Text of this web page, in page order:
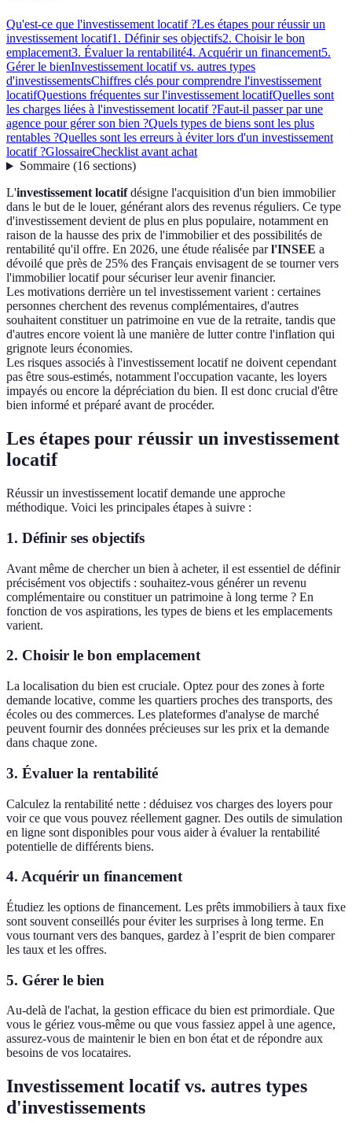
Qu'est-ce que l'investissement locatif ?Les étapes pour réussir un
investissement locatif1. Définir ses objectifs2. Choisir le bon
emplacement3. Évaluer la rentabilité4. Acquérir un financement5.
Gérer le bienInvestissement locatif vs. autres types
d'investissementsChiffres clés pour comprendre l'investissement
locatifQuestions fréquentes sur l'investissement locatifQuelles sont
les charges liées à l'investissement locatif ?Faut-il passer par une
agence pour gérer son bien ?Quels types de biens sont les plus
rentables ?Quelles sont les erreurs à éviter lors d'un investissement
locatif ?GlossaireChecklist avant achat
Sommaire(16 sections)
L'investissement locatifdésigne l'acquisition d'un bien immobilier
dans le but de le louer, générant alors des revenus réguliers. Ce type
d'investissement devient de plus en plus populaire, notamment en
raison de la hausse des prix de l'immobilier et des possibilités de
rentabilité qu'il offre. En 2026, une étude réalisée parl'INSEE a
dévoilé que près de 25% des Français envisagent de se tourner vers
l'immobilier locatif pour sécuriser leur avenir financier.
Les motivations derrière un tel investissement varient : certaines
personnes cherchent des revenus complémentaires, d'autres
souhaitent constituer un patrimoine en vue de la retraite, tandis que
d'autres encore voient là une manière de lutter contre l'inflation qui
grignote leurs économies.
Les risques associés à l'investissement locatif ne doivent cependant
pas être sous-estimés, notamment l'occupation vacante, les loyers
impayés ou encore la dépréciation du bien. Il est donc crucial d'être
bien informé et préparé avant de procéder.
Les étapes pour réussir un investissement
locatif
Réussir un investissement locatif demande une approche
méthodique. Voici les principales étapes à suivre :
1. Définir ses objectifs
Avant même de chercher un bien à acheter, il est essentiel de définir
précisément vos objectifs : souhaitez-vous générer un revenu
complémentaire ou constituer un patrimoine à long terme ? En
fonction de vos aspirations, les types de biens et les emplacements
varient.
2. Choisir le bon emplacement
La localisation du bien est cruciale. Optez pour des zones à forte
demande locative, comme les quartiers proches des transports, des
écoles ou des commerces. Les plateformes d'analyse de marché
peuvent fournir des données précieuses sur les prix et la demande
dans chaque zone.
3. Évaluer la rentabilité
Calculez la rentabilité nette : déduisez vos charges des loyers pour
voir ce que vous pouvez réellement gagner. Des outils de simulation
en ligne sont disponibles pour vous aider à évaluer la rentabilité
potentielle de différents biens.
4. Acquérir un financement
Étudiez les options de financement. Les prêts immobiliers à taux fixe
sont souvent conseillés pour éviter les surprises à long terme. En
vous tournant vers des banques, gardez à l’esprit de bien comparer
les taux et les offres.
5. Gérer le bien
Au-delà de l'achat, la gestion efficace du bien est primordiale. Que
vous le gériez vous-même ou que vous fassiez appel à une agence,
assurez-vous de maintenir le bien en bon état et de répondre aux
besoins de vos locataires.
Investissement locatif vs. autres types
d'investissements